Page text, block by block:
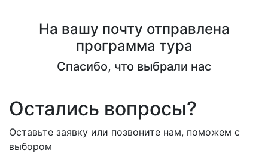
На вашу почту отправлена
программа тура
Спасибо, что выбрали нас
Остались вопросы?
Оставьте заявку или позвоните нам, поможем с
выбором